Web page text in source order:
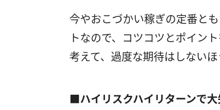
今やおこづかい稼ぎの定番と
トなので、コツコツとポイン
考えて、過度な期待はしないほ
■ハイリスクハイリターンで大